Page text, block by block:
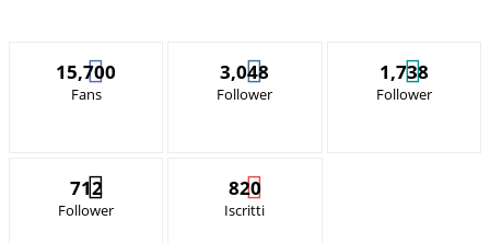
15,700
Fans
3,048
Follower
1,738
Follower
712
Follower
820
Iscritti